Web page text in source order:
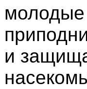
молодые
и